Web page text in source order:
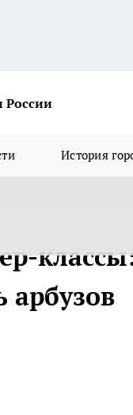
России
История
арбузов